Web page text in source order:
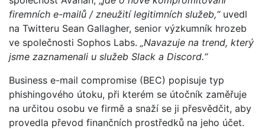
firemních e-mailů / zneužití legitimních služeb,“uvedl
na Twitteru Sean Gallagher, senior výzkumník hrozeb
ve společnosti Sophos Labs. „Navazuje na trend, který
jsme zaznamenali u služeb Slack a Discord.“
Business e-mail compromise (BEC) popisuje typ
phishingového útoku, při kterém se útočník zaměřuje
na určitou osobu ve firmě a snaží se ji přesvědčit, aby
provedla převod finančních prostředků na jeho účet.